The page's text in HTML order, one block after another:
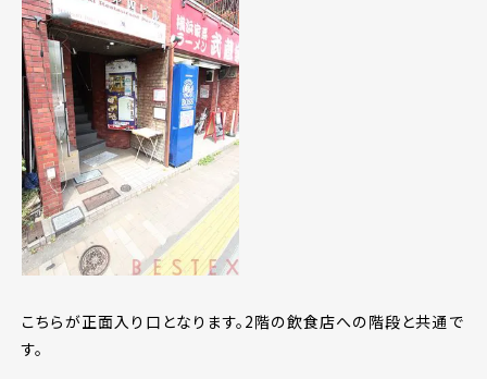
こちらが正面入り口となります。2階の飲食店への階段と共通で
す。